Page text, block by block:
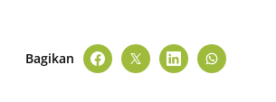
Bagikan